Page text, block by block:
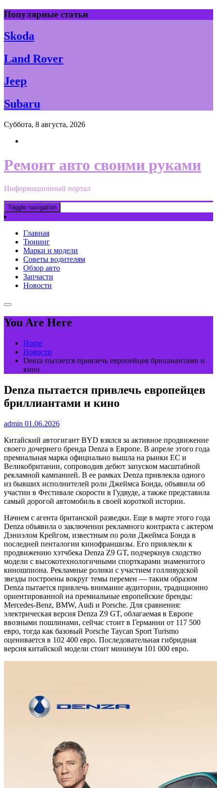
Skip
to
content
Популярные статьи
Skoda
Land Rover
Jeep
Subaru
Суббота, 8 августа, 2026
Ремонт авто своими руками
Информационный портал
Toggle navigation
Главная
Тюнинг
Марки и модели
Советы водителям
Обзор авто
Запчасти
Новости
You Are Here
Home
Новости
Denza пытается привлечь европейцев бриллиантами и
кино
Denza пытается привлечь европейцев
бриллиантами и кино
admin 01.06.2026
Китайский автогигант BYD взялся за активное продвижение
своего дочернего бренда Denza в Европе. В апреле этого года
премиальная марка официально вышла на рынки ЕС и
Великобритании, сопроводив дебют запуском масштабной
рекламной кампанией. В ее рамках Denza привлекла одного
из бывших исполнителей роли Джеймса Бонда, объявила об
участии в Фестивале скорости в Гудвуде, а также представила
самый дорогой автомобиль в своей короткой истории.
Начнем с агента британской разведки. Еще в марте этого года
Denza объявила о заключении рекламного контракта с актером
Дэниэлом Крейгом, известным по роли Джеймса Бонда в
последней пенталогии кинофраншизы. Его привлекли к
продвижению хэтчбека Denza Z9 GT, подчеркнув сходство
модели с высокотехнологичными спорткарами знаменитого
киношпиона. Рекламные ролики с участием голливудской
звезды построены вокруг темы перемен — таким образом
Denza пытается привлечь внимание аудитории, традиционно
ориентированной на премиальные европейские бренды:
Mercedes-Benz, BMW, Audi и Porsche. Для сравнения:
электрическая версия Denza Z9 GT, облагаемая в Европе
ввозными пошлинами, сейчас стоит в Германии от 117 500
евро, тогда как базовый Porsche Taycan Sport Turismo
оценивается в 102 400 евро. Последовательная гибридная
версия китайской модели стоит минимум 101 000 евро.